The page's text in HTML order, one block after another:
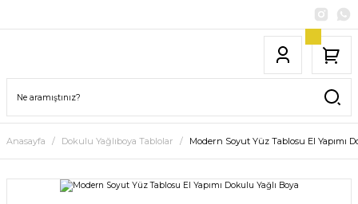
Anasayfa Dokulu Yağlıboya Tablolar Modern Soyut Yüz Tablosu El Yapımı